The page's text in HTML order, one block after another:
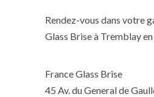
Rendez-vous dans votre
Glass Brise à Tremblay
France Glass Brise
45 Av. du General de